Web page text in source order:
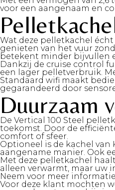
voor een aangenaam en
Wat deze pelletkachel
genieten van het vuur
betekent minder bijvullen
Dankzij de cruise control
een lager pelletverbruik.
Standaard wifi maakt
gegarandeerd door
Duurzaam
De Vertical 100 Steel
toekomst. Door de
comfort of sfeer.
Optioneel is de kachel
aangename manier. Ook
Met deze pelletkachel
alleen verwarmt, maar uw
Neem voor meer
Voor deze klant mochten